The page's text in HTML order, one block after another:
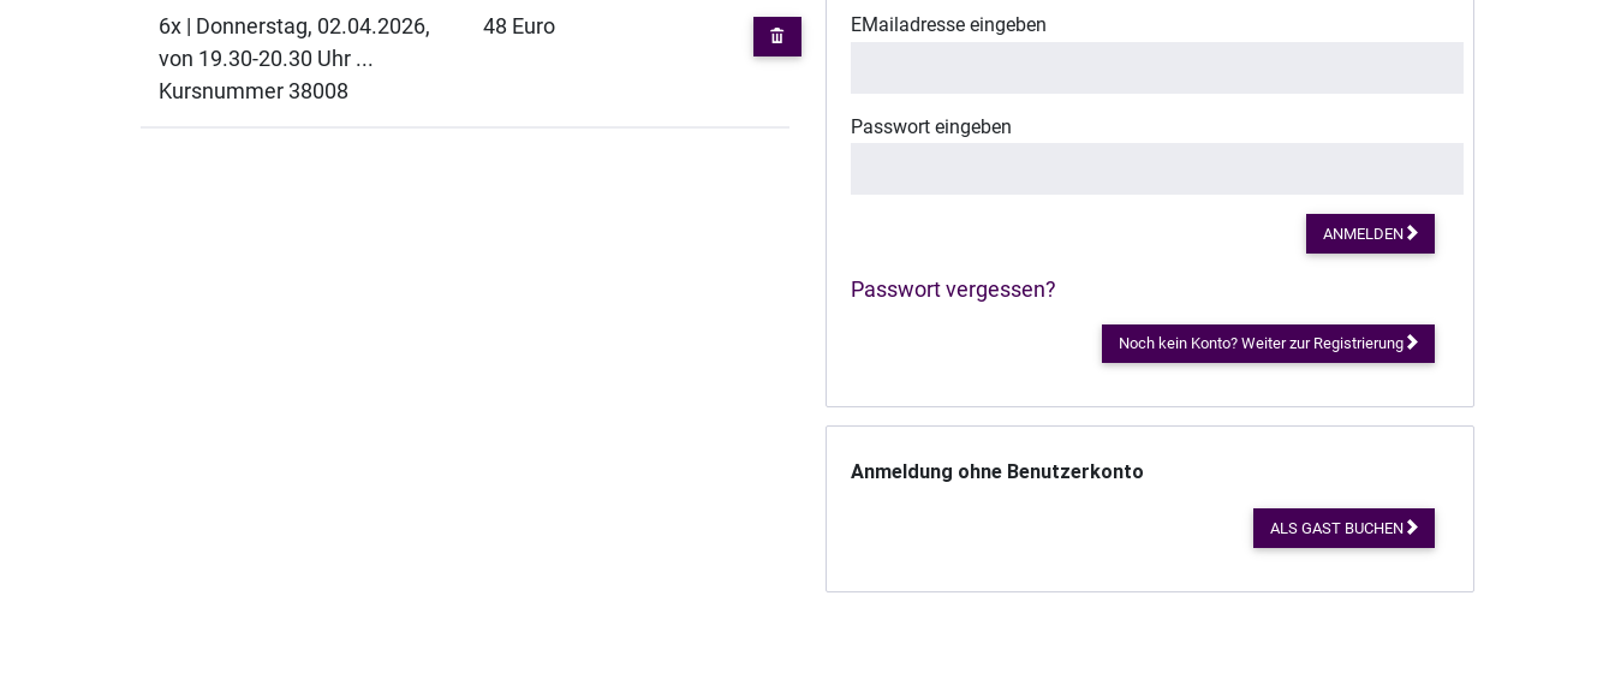
6x | Donnerstag, 02.04.2026,
von 19.30-20.30 Uhr ...
Kursnummer 38008
48 Euro EMailadresse eingeben
Passwort eingeben
ANMELDEN
Passwort vergessen?
Noch kein Konto? Weiter zur Registrierung
Anmeldung ohne Benutzerkonto
ALS GAST BUCHEN